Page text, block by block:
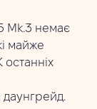
Mk.3 немає
майже
останніх
даунгрейд.